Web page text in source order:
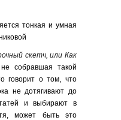
тонкая и умная
скетч, или Как
собравшая такой
говорит о том, что
не дотягивают до
и выбирают в
может быть это